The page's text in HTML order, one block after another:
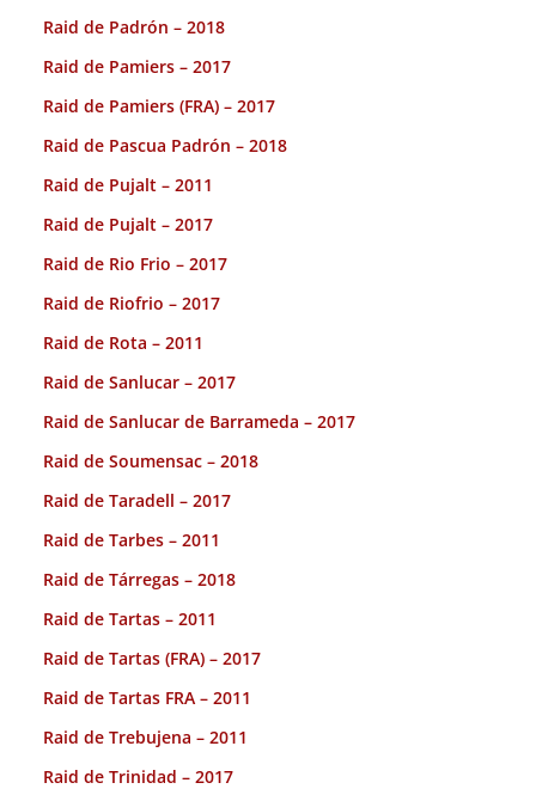
Raid de Padrón – 2018
Raid de Pamiers – 2017
Raid de Pamiers (FRA) – 2017
Raid de Pascua Padrón – 2018
Raid de Pujalt – 2011
Raid de Pujalt – 2017
Raid de Rio Frio – 2017
Raid de Riofrio – 2017
Raid de Rota – 2011
Raid de Sanlucar – 2017
Raid de Sanlucar de Barrameda – 2017
Raid de Soumensac – 2018
Raid de Taradell – 2017
Raid de Tarbes – 2011
Raid de Tárregas – 2018
Raid de Tartas – 2011
Raid de Tartas (FRA) – 2017
Raid de Tartas FRA – 2011
Raid de Trebujena – 2011
Raid de Trinidad – 2017